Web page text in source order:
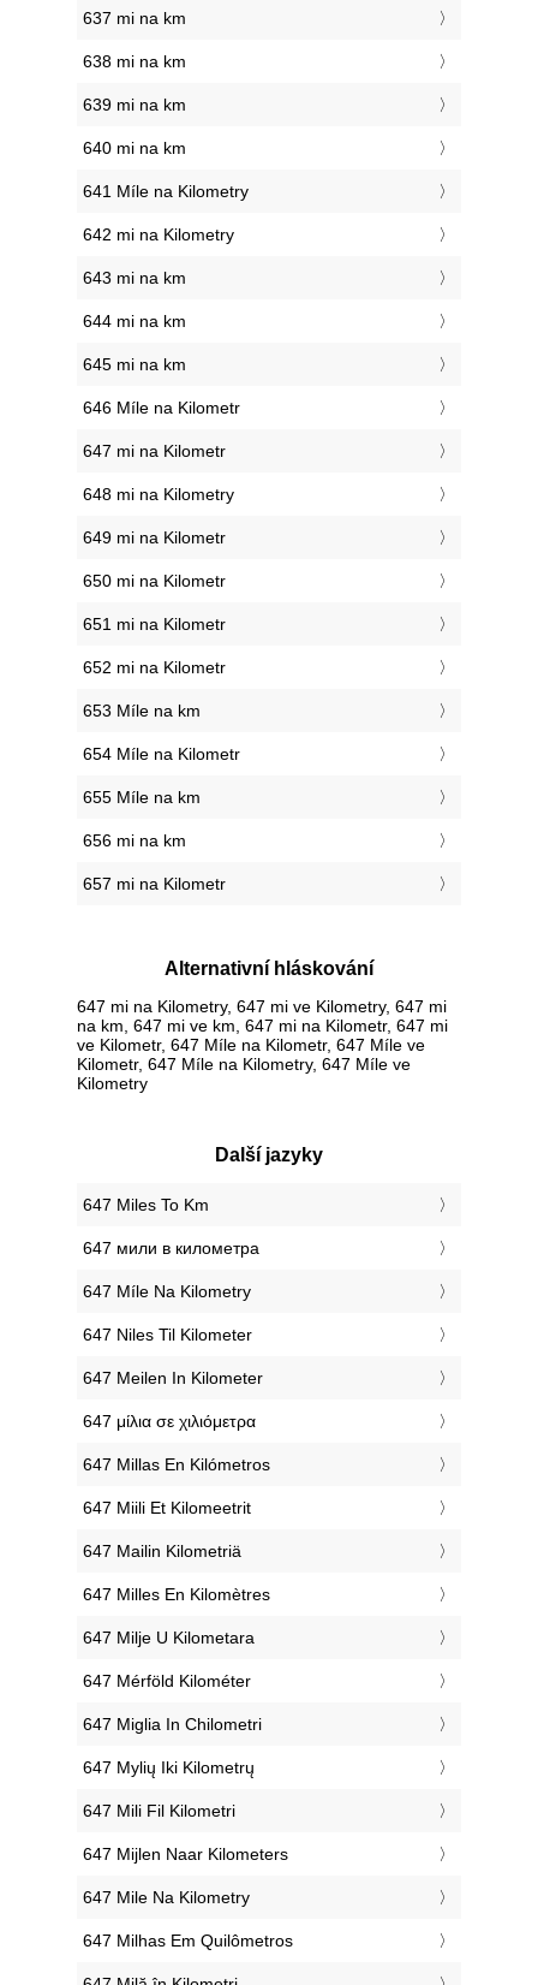
637 mi na km
638 mi na km
639 mi na km
640 mi na km
641 Míle na Kilometry
642 mi na Kilometry
643 mi na km
644 mi na km
645 mi na km
646 Míle na Kilometr
647 mi na Kilometr
648 mi na Kilometry
649 mi na Kilometr
650 mi na Kilometr
651 mi na Kilometr
652 mi na Kilometr
653 Míle na km
654 Míle na Kilometr
655 Míle na km
656 mi na km
657 mi na Kilometr
Alternativní hláskování
647 mi na Kilometry, 647 mi ve Kilometry, 647 mi
na km, 647 mi ve km, 647 mi na Kilometr, 647 mi
ve Kilometr, 647 Míle na Kilometr, 647 Míle ve
Kilometr, 647 Míle na Kilometry, 647 Míle ve
Kilometry
Další jazyky
‎647 Miles To Km
‎647 мили в километра
‎647 Míle Na Kilometry
‎647 Niles Til Kilometer
‎647 Meilen In Kilometer
‎647 μίλια σε χιλιόμετρα
‎647 Millas En Kilómetros
‎647 Miili Et Kilomeetrit
‎647 Mailin Kilometriä
‎647 Milles En Kilomètres
‎647 Milje U Kilometara
‎647 Mérföld Kilométer
‎647 Miglia In Chilometri
‎647 Mylių Iki Kilometrų
‎647 Mili Fil Kilometri
‎647 Mijlen Naar Kilometers
‎647 Mile Na Kilometry
‎647 Milhas Em Quilômetros